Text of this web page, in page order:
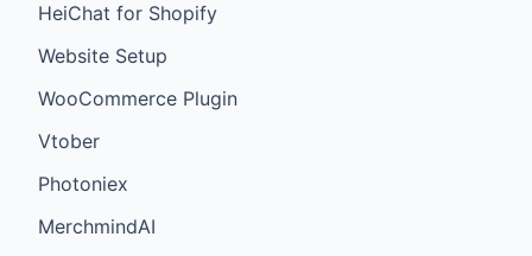
HeiChat for Shopify
Website Setup
WooCommerce Plugin
Vtober
Photoniex
MerchmindAI